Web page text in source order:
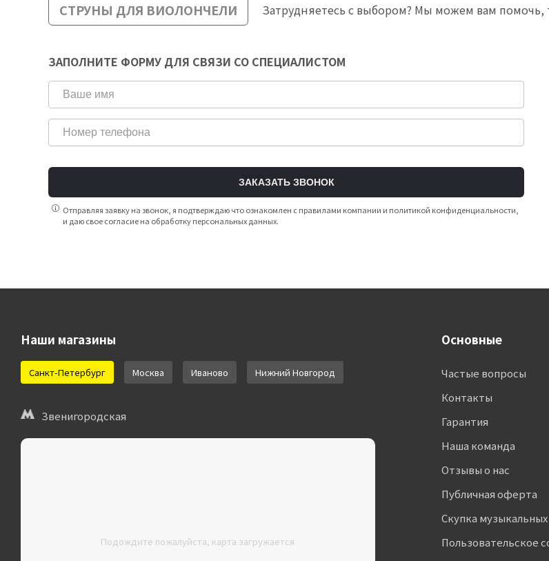
СТРУНЫ ДЛЯ ВИОЛОНЧЕЛИ Затрудняетесь с выбором? Мы можем вам помочь,
ЗАПОЛНИТЕ ФОРМУ ДЛЯ СВЯЗИ СО СПЕЦИАЛИСТОМ
ЗАКАЗАТЬ ЗВОНОК
Отправляя заявку на звонок, я подтверждаю что ознакомлен с правилами компании и политикой конфиденциальности,
и даю свое согласие на обработку персональных данных.
Наши магазины
Санкт-Петербург Москва Иваново Нижний Новгород
Звенигородская
Подождите пожалуйста, карта загружается
Основные
Частые вопросы
Контакты
Гарантия
Наша команда
Отзывы о нас
Публичная оферта
Скупка
Пользовательское